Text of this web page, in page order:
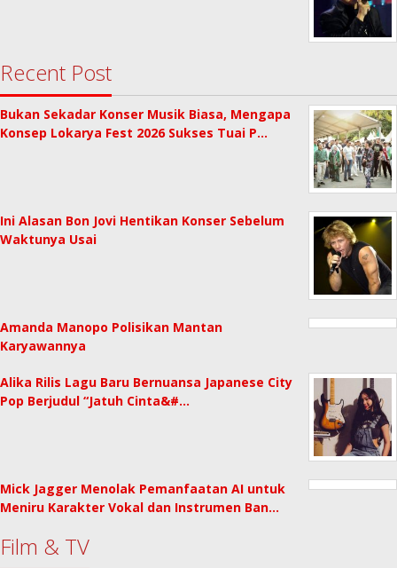
Recent Post
Bukan Sekadar Konser Musik Biasa, Mengapa
Konsep Lokarya Fest 2026 Sukses Tuai P…
Ini Alasan Bon Jovi Hentikan Konser Sebelum
Waktunya Usai
Amanda Manopo Polisikan Mantan
Karyawannya
Alika Rilis Lagu Baru Bernuansa Japanese City
Pop Berjudul “Jatuh Cinta&#…
Mick Jagger Menolak Pemanfaatan AI untuk
Meniru Karakter Vokal dan Instrumen Ban…
Film & TV